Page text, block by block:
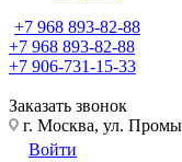
+7 968 893-82-88
+7 968 893-82-88
+7 906-731-15-33
Заказать звонок
г. Москва, ул.
Войти